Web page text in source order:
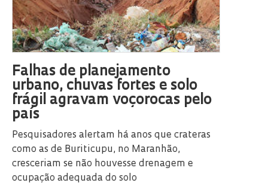
Falhas de planejamento
urbano, chuvas fortes e solo
frágil agravam voçorocas pelo
país
Pesquisadores alertam há anos que crateras
como as de Buriticupu, no Maranhão,
cresceriam se não houvesse drenagem e
ocupação adequada do solo